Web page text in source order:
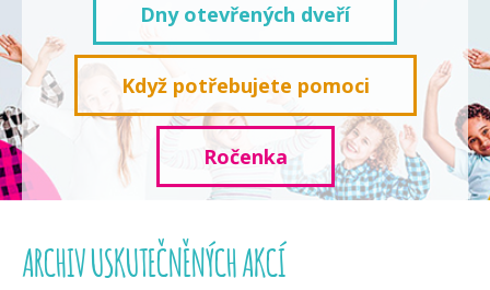
Dny otevřených dveří
Když potřebujete pomoci
Ročenka
ARCHIV USKUTEČNĚNÝCH AKCÍ